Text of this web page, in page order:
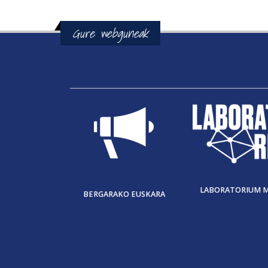
Gure webguneak
BERGARAKO EUSKARA LABORATORIUM